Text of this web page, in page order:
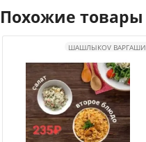
Похожие товары
ШАШЛЫКOV ВАРГАШИ